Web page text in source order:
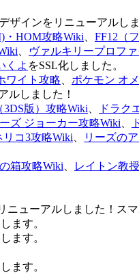
ザインをリニューアルしま
・HOM攻略Wiki FF12（
ヴァルキリープロフ
くよ をSSL化しました。
ワイト攻略 ポケモン オ
ルしました！
3DS版）攻略Wiki ドラク
ズ ジョーカー攻略Wiki
リコ3攻略Wiki リーズの
箱攻略Wiki レイトン教
ニューアルしました！ス
ます。
ます。
ます。